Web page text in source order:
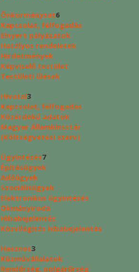
Önkormányzat6
Kapcsolat, félfogadás
Elnyert pályázatok
Hatályos rendeletek
Hirdetmények
Képviselő testület
Testületi ülések
Hivatal3
Kapcsolat, félfogadás
Közérdekű adatok
Magyar Államkincstár
(Költségvetési szerv)
Ügyintézés7
Építésügyek
Adóügyek
Szociálisügyek
Elektronikus ügyintézés
Okmányiroda
Hibabejelentés
Közvilágítás hibabejelentés
Hasznos3
Közművállalatok
Rendőrség, polgárőrség